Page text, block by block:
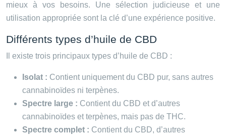
mieux à vos besoins. Une sélection judicieuse et une
utilisation appropriée sont la clé d’une expérience positive.
Différents types d’huile de CBD
Il existe trois principaux types d’huile de CBD :
Isolat : Contient uniquement du CBD pur, sans autres
cannabinoïdes ni terpènes.
Spectre large : Contient du CBD et d’autres
cannabinoïdes et terpènes, mais pas de THC.
Spectre complet : Contient du CBD, d’autres